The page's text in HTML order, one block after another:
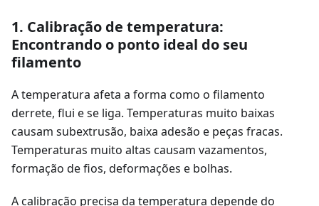
1. Calibração de temperatura:
Encontrando o ponto ideal do seu
filamento
A temperatura afeta a forma como o filamento
derrete, flui e se liga. Temperaturas muito baixas
causam subextrusão, baixa adesão e peças fracas.
Temperaturas muito altas causam vazamentos,
formação de fios, deformações e bolhas.
A calibração precisa da temperatura depende do